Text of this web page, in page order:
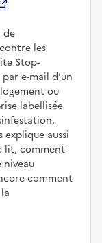
de
les
Stop-
e-mail d’un
ou
labellisée
aussi
lit, comment
niveau
comment